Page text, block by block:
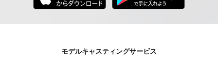
モデルキャスティングサービス